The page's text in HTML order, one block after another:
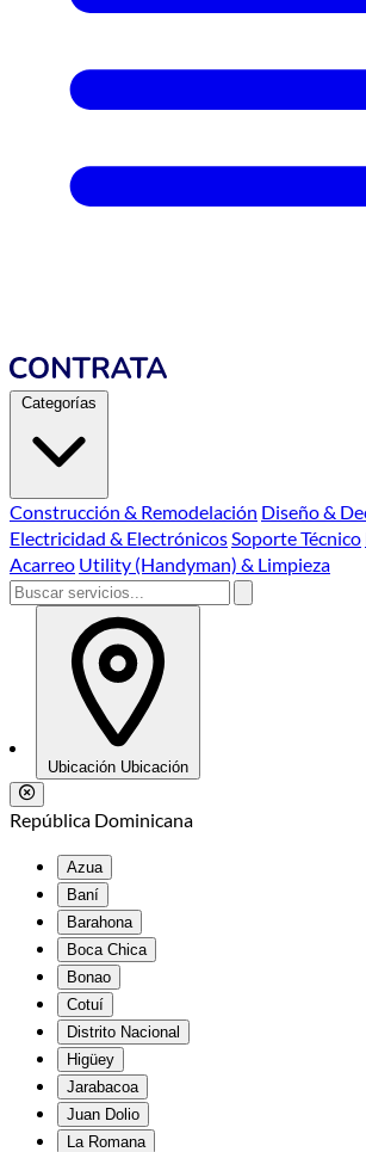
Categorías
Construcción & Remodelación Diseño &
Electricidad & ElectrónicosSoporte Técnico
Acarreo Utility (Handyman) & Limpieza
Ubicación Ubicación
República Dominicana
Azua
Baní
Barahona
Boca Chica
Bonao
Cotuí
Distrito Nacional
Higüey
Jarabacoa
Juan Dolio
La Romana